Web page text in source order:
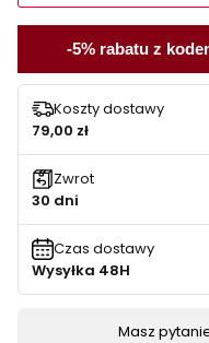
-5% rabatu z
Koszty dostawy
79,00 zł
Zwrot
30 dni
Czas dostawy
Wysyłka 48H
Masz